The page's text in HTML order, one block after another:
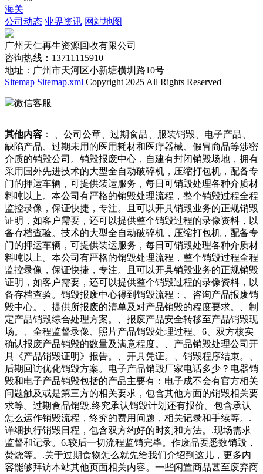
海关
公司动态 业界资讯 网站地图
广州天仁再生资源回收有限公司
咨询热线：13711115910
地址：广州市天河区小新塘横圳路10号
Sitemap Sitemap.xml Copyright 2025 All Rights Reserved
微信客服
其他内容 ： 、公司公章、过期食品、服装销毁、电子产品、
缺陷产品、过期未用的医用耗材和医疗器械、假冒商品等涉密
介质的销毁公司。销毁报废中心，自建有封闭销毁场地，拥有
采用国外先进技术的大型全自动破碎机，压缩打包机，配备专
门的押运车辆，可提供装运服务，每日可销毁处理各种介质材
料吨以上。本公司有严格的销毁处理流程，整个销毁过程全程
监控录像，保证快捷，专注。且可以开具销毁业务的正规销毁
证明，如客户需要，还可以提供整个销毁过程的录像资料，以
备存档查验。技术的大型全自动破碎机，压缩打包机，配备专
门的押运车辆，可提供装运服务，每日可销毁处理各种介质材
料吨以上。本公司有严格的销毁处理流程，整个销毁过程全程
监控录像，保证快捷，专注。且可以开具销毁业务的正规销毁
证明，如客户需要，还可以提供整个销毁过程的录像资料，以
备存档查验。销毁报废中心得到销毁流程：、咨询产品报废销
毁中心。、提供所报废的清单及对产品销毁的程度要求。、制
定产品销毁综合处理方案。、报废产品安全转移至产品销毁现
场。、全程监督录像、照片产品销毁处理过程。6、双方核实
确认报废产品销毁的数量及满意程度。、产品销毁处理公司开
具《产品销毁证明》报告。、开具凭证。、销毁程序结束。、
后期回访优化销毁方案。电子产品销毁厂家电话多少？电器销
毁和电子产品销毁包括的产品主要有：电子成不会有官方相关
问题触及或是第三方的相关要求，包含其他方面的销毁相关要
求等。过期食品销毁.终究承认销毁计划还有报价。包含承认
怎么运作销毁流程，终究的费用问题，相关记录和手续等。.
详细执行销毁日程，包含双方约好的时刻和方法。.现场需求
监督和记录。6.较后一切流程监销完毕。作废品要悉数销毁，
焚烧等。.关于过期食物怎么就先给我们介绍到这儿，更多内
容能够拜访本站其他页面相关内容。一些闲置商品甚至废弃商